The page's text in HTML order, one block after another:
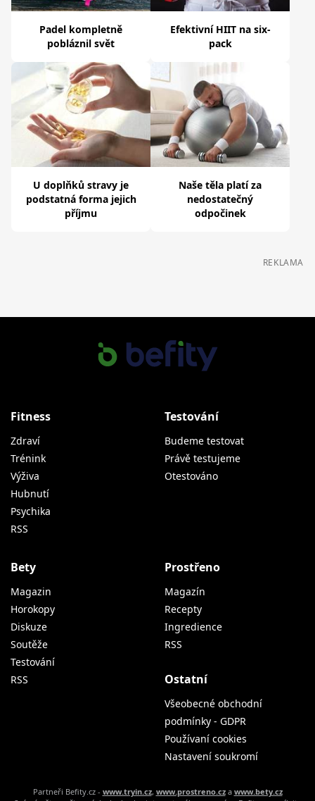
Padel kompletně
pobláznil svět
Efektivní HIIT na six-
pack
U doplňků stravy je
podstatná forma jejich
příjmu
Naše těla platí za
nedostatečný
odpočinek
REKLAMA
Fitness
Zdraví
Trénink
Výživa
Hubnutí
Psychika
RSS
Testování
Budeme testovat
Právě testujeme
Otestováno
Bety
Magazin
Horokopy
Diskuze
Soutěže
Testování
RSS
Prostřeno
Magazín
Recepty
Ingredience
RSS
Ostatní
Všeobecné obchodní
podmínky - GDPR
Používaní cookies
Nastavení soukromí
Partneři Befity.cz - www.tryin.cz, www.prostreno.cza www.bety.cz